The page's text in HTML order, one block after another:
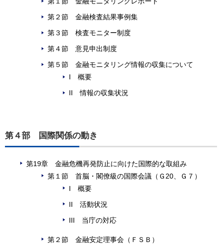
第２節 金融検査結果事例集
第３節 検査モニター制度
第４節 意見申出制度
第５節 金融モニタリング情報の収集について
I 概要
II 情報の収集状況
第４部 国際関係の動き
第19章 金融危機再発防止に向けた国際的な取組み
第１節 首脳・閣僚級の国際会議（Ｇ20、Ｇ７）
I 概要
II 活動状況
III 当庁の対応
第２節 金融安定理事会（ＦＳＢ）